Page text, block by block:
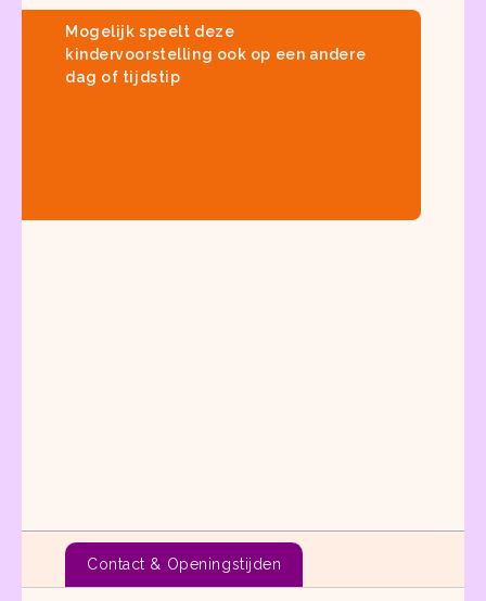
Mogelijk speelt deze
kindervoorstelling ook op een andere
dag of tijdstip
Contact & Openingstijden